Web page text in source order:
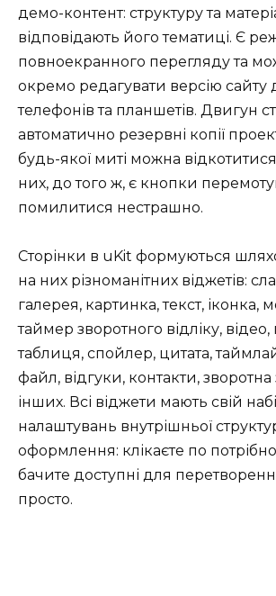
демо-контент: структуру та
відповідають його тематиці. Є
повноекранного перегляду та
окремо редагувати версію сайту
телефонів та планшетів. Двигун
автоматично резервні копії
будь-якої миті можна відкотитися
них, до того ж, є кнопки
помилитися нестрашно.
Сторінки в uKit формуються
на них різноманітних віджетів:
галерея, картинка, текст, іконка,
таймер зворотного відліку,
таблиця, спойлер, цитата,
файл, відгуки, контакти, зворотна
інших. Всі віджети мають свій
налаштувань внутрішньої
оформлення: клікаєте по
бачите доступні для
просто.